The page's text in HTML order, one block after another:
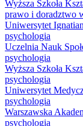
Wyższa Szkoła
prawo i doradztwo
Uniwersytet
psychologia
Uczelnia Nauk
psychologia
Wyższa Szkoła
psychologia
Uniwersytet
psychologia
Warszawska
psychologia